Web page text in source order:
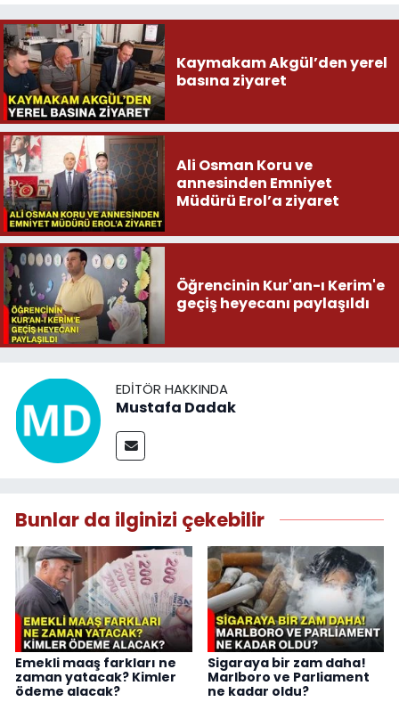
Kaymakam Akgül’den yerel
basına ziyaret
Ali Osman Koru ve
annesinden Emniyet
Müdürü Erol’a ziyaret
Öğrencinin Kur'an-ı Kerim'e
geçiş heyecanı paylaşıldı
EDITÖR HAKKINDA
Mustafa Dadak
Bunlar da ilginizi çekebilir
Emekli maaş farkları ne
zaman yatacak? Kimler
ödeme alacak?
Sigaraya bir zam daha!
Marlboro ve Parliament
ne kadar oldu?